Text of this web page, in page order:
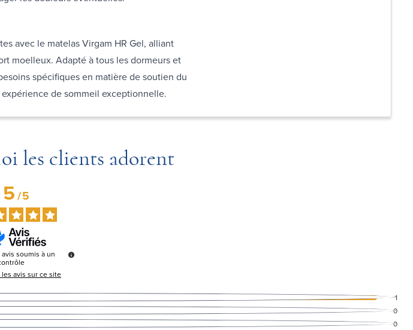
avec le matelas Virgam HR Gel, alliant
moelleux. Adapté à tous les dormeurs et
spécifiques en matière de soutien du
de sommeil exceptionnelle.
les clients adorent
5/5
avis soumis à un
avis sur ce site
1
0
0